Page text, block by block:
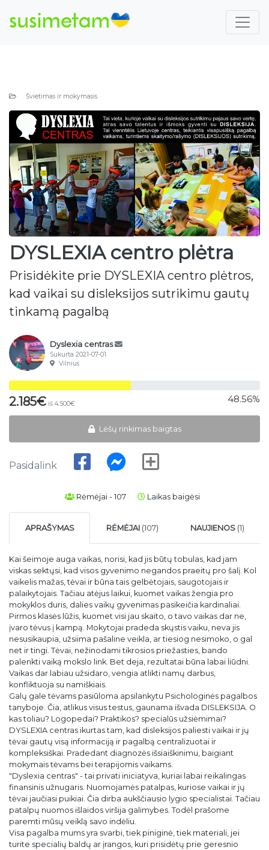
Švietimas ir mokymasis
DYSLEXIA centro plėtra
Prisidėkite prie DYSLEXIA centro plėtros,
kad vaikai su disleksijos sutrikimu gautų
tinkamą pagalbą
Dyslexia centras
Sukurta 2021-07-01
Vilnius
2.185€ iš 4.500€ 48.56%
Lėšų rinkimas baigtas
Pasidalink
Rėmėjai - 107 Laikas baigėsi
APRAŠYMAS RĖMĖJAI(107) NAUJIENOS(1)
Kai šeimoje auga vaikas, norisi, kad jis būtų tobulas, kad jam
viskas sektųsi, kad visos gyvenimo negandos praeitų pro šalį. Kol
vaikelis mažas, tėvai ir būna tais gelbėtojais, saugotojais ir
palaikytojais. Tačiau atėjus laikui, kuomet vaikas žengia pro
mokyklos duris, dalies vaikų gyvenimas pasikeičia kardinaliai.
Pirmos klasės lūžis, kuomet visi jau skaito, o tavo vaikas dar ne,
įvaro tėvus į kampą. Mokytojai pradeda skųstis vaiku, neva jis
nesusikaupia, užsiima pašaline veikla, ar tiesiog nesimoko, o gal
net ir tingi. Tėvai, nežinodami tikrosios priežasties, bando
palenkti vaiką mokslo link. Bet deja, rezultatai būna labai liūdni.
Vaikas dar labiau užsidaro, vengia atlikti namų darbus,
konfliktuoja su namiškiais.
Galų gale tėvams pasiūloma apsilankytu Psichologinės pagalbos
tanyboje. Čia, atlikus visus testus, gaunama išvada DISLEKSIJA. O
kas toliau? Logopedai? Praktikos? specialūs užsiėmimai?
DYSLEXIA centras ikurtas tam, kad disleksijos paliesti vaikai ir jų
tėvai gautų visą informaciją ir pagalbą centralizuotai ir
kompleksiškai. Pradedant diagnozės išsiaiškinimu, baigiant
mokymais tėvams bei terapijomis vaikams.
"Dyslexia centras" - tai privati iniciatyva, kuriai labai reikalingas
finansinis užnugaris. Nuomojamės patalpas, kuriose vaikai ir jų
tėvai jaučiasi puikiai. Čia dirba aukščiausio lygio specialistai. Tačiau
patalpų nuomos išlaidos viršija galimybes. Todėl prašome
paremti mūsų veiklą savo indėliu.
Visa pagalba mums yra svarbi, tiek piniginė, tiek materiali, jei
turite specialių baldų ar įrangos, kuri prisidėtų prie geresnio